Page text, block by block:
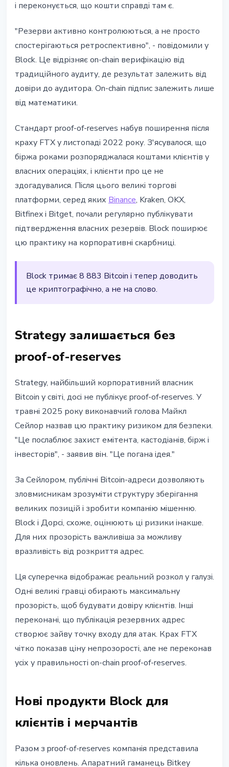
і переконується, що кошти справді там є.
"Резерви активно контролюються, а не просто
спостерігаються ретроспективно", - повідомили у
Block. Це відрізняє on-chain верифікацію від
традиційного аудиту, де результат залежить від
довіри до аудитора. On-chain підпис залежить лише
від математики.
Стандарт proof-of-reserves набув поширення після
краху FTX у листопаді 2022 року. З'ясувалося, що
біржа роками розпоряджалася коштами клієнтів у
власних операціях, і клієнти про це не
здогадувалися. Після цього великі торгові
платформи, серед яких Binance, Kraken, OKX,
Bitfinex і Bitget, почали регулярно публікувати
підтвердження власних резервів. Block поширює
цю практику на корпоративні скарбниці.
Block тримає 8 883 Bitcoin і тепер доводить
це криптографічно, а не на слово.
Strategy залишається без
proof-of-reserves
Strategy, найбільший корпоративний власник
Bitcoin у світі, досі не публікує proof-of-reserves. У
травні 2025 року виконавчий голова Майкл
Сейлор назвав цю практику ризиком для безпеки.
"Це послаблює захист емітента, кастодіанів, бірж і
інвесторів", - заявив він. "Це погана ідея."
За Сейлором, публічні Bitcoin-адреси дозволяють
зловмисникам зрозуміти структуру зберігання
великих позицій і зробити компанію мішенню.
Block і Дорсі, схоже, оцінюють ці ризики інакше.
Для них прозорість важливіша за можливу
вразливість від розкриття адрес.
Ця суперечка відображає реальний розкол у галузі.
Одні великі гравці обирають максимальну
прозорість, щоб будувати довіру клієнтів. Інші
переконані, що публікація резервних адрес
створює зайву точку входу для атак. Крах FTX
чітко показав ціну непрозорості, але не переконав
усіх у правильності on-chain proof-of-reserves.
Нові продукти Block для
клієнтів і мерчантів
Разом з proof-of-reserves компанія представила
кілька оновлень. Апаратний гаманець Bitkey